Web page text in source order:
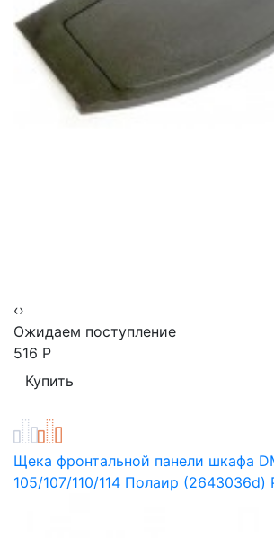
‹›
Ожидаем поступление
516 Р
Щека фронтальной панели шкафа
105/107/110/114 Полаир (2643036d)